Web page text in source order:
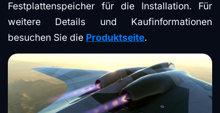
Festplattenspeicher für die Installation. Für
weitere Details und Kaufinformationen
besuchen Sie die Produktseite.